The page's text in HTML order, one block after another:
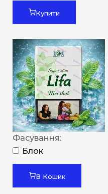
Купити
Фасування:
Блок
В Кошик